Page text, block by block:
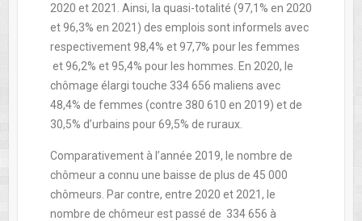
2020 et 2021. Ainsi, la quasi-totalité (97,1% en 2020
et 96,3% en 2021) des emplois sont informels avec
respectivement 98,4% et 97,7% pour les femmes
et 96,2% et 95,4% pour les hommes. En 2020, le
chômage élargi touche 334 656 maliens avec
48,4% de femmes (contre 380 610 en 2019) et de
30,5% d’urbains pour 69,5% de ruraux.
Comparativement à l’année 2019, le nombre de
chômeur a connu une baisse de plus de 45 000
chômeurs. Par contre, entre 2020 et 2021, le
nombre de chômeur est passé de 334 656 à